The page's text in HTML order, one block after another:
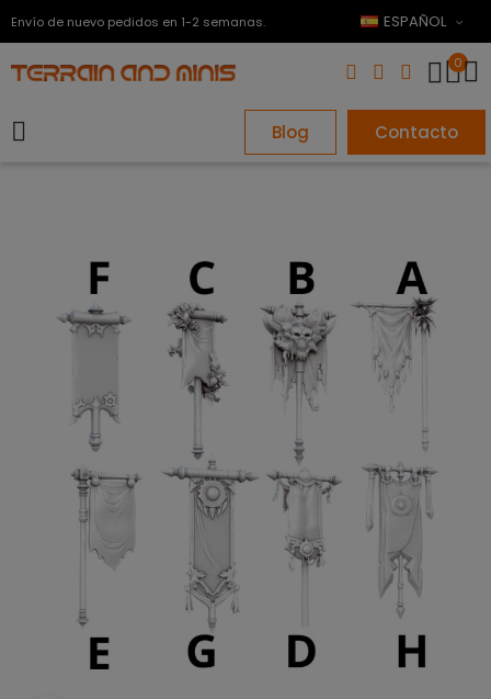
Envío de nuevo pedidos en 1-2 semanas. ESPAÑOL
0
Blog Contacto